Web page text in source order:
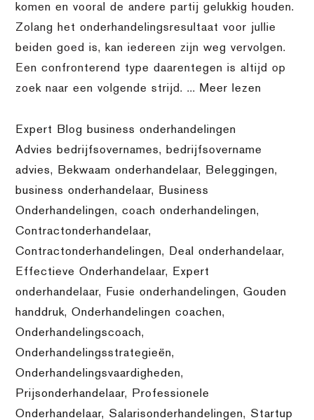
komen en vooral de andere partij gelukkig houden.
Zolang het onderhandelingsresultaat voor jullie
beiden goed is, kan iedereen zijn weg vervolgen.
Een confronterend type daarentegen is altijd op
zoek naar een volgende strijd. ...Meer lezen
Expert Blog business onderhandelingen
Advies bedrijfsovernames,bedrijfsovername
advies, Bekwaam onderhandelaar, Beleggingen,
business onderhandelaar, Business
Onderhandelingen,coach onderhandelingen,
Contractonderhandelaar,
Contractonderhandelingen, Deal onderhandelaar,
Effectieve Onderhandelaar, Expert
onderhandelaar, Fusie onderhandelingen,Gouden
handdruk,Onderhandelingen coachen,
Onderhandelingscoach,
Onderhandelingsstrategieën,
Onderhandelingsvaardigheden,
Prijsonderhandelaar, Professionele
Onderhandelaar, Salarisonderhandelingen, Startup